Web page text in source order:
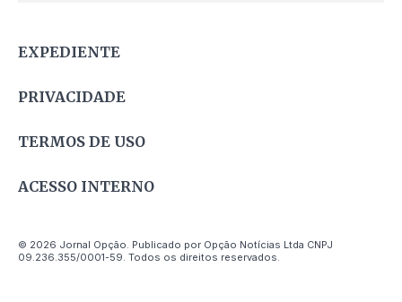
EXPEDIENTE
PRIVACIDADE
TERMOS DE USO
ACESSO INTERNO
© 2026 Jornal Opção. Publicado por Opção Notícias Ltda CNPJ
09.236.355/0001-59. Todos os direitos reservados.